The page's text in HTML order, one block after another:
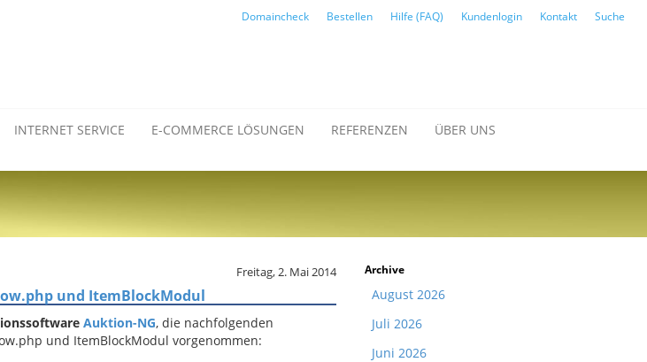
Domaincheck Bestellen Hilfe (FAQ) Kundenlogin Kontakt Suche
INTERNET SERVICE E-COMMERCE LÖSUNGEN REFERENZEN ÜBER UNS
Freitag, 2. Mai 2014
und ItemBlockModul
Auktion-NG, die nachfolgenden
und ItemBlockModul vorgenommen:
Archive
August 2026
Juli 2026
Juni 2026